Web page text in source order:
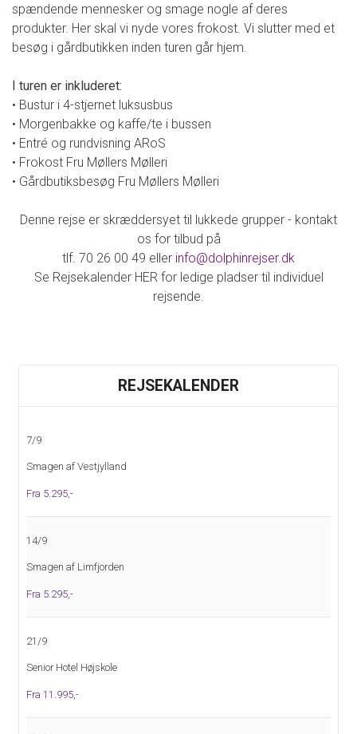
spændende mennesker og smage nogle af deres
produkter. Her skal vi nyde vores frokost. Vi slutter med et
besøg i gårdbutikken inden turen går hjem.
I turen er inkluderet:
• Bustur i 4-stjernet luksusbus
• Morgenbakke og kaffe/te i bussen
• Entré og rundvisning ARoS
• Frokost Fru Møllers Mølleri
• Gårdbutiksbesøg Fru Møllers Mølleri
Denne rejse er skræddersyet til lukkede grupper - kontakt
os for tilbud på
tlf. 70 26 00 49 eller info@dolphinrejser.dk
Se Rejsekalender HER for ledige pladser til individuel
rejsende.
KONTAKT OS
REJSEKALENDER
7/9
Smagen af Vestjylland
Fra 5.295,-
14/9
Smagen af Limfjorden
Fra 5.295,-
21/9
Senior Hotel Højskole
Fra 11.995,-